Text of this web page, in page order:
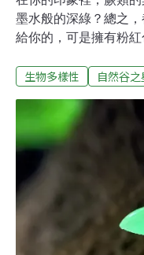
墨水般的深綠？總之
給你的，可是擁有粉
變萬化，有的長得像
孢膜，以及形狀為何
在樹幹上的伏石蕨，孢
常看見的腎蕨，孢膜的
蕨。今天的主角扇葉
膜」！為什麼說它「
胞發育而成的另一個構
子，去保護裡面的孢
緣捲起來，把孢子囊
生物多樣性 自然谷之